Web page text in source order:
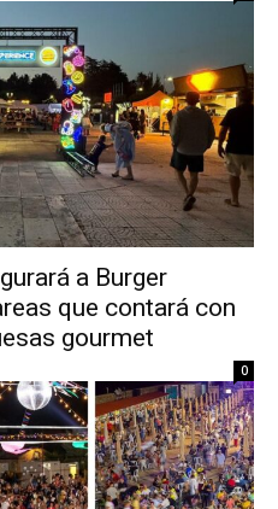
a Burger
que contará con
gourmet
0